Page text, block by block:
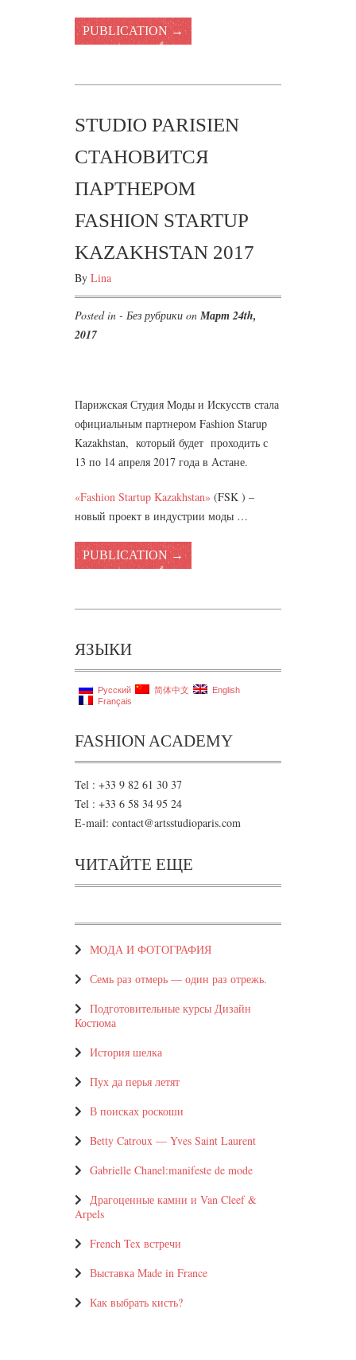
PUBLICATION →
STUDIO PARISIEN
СТАНОВИТСЯ
ПАРТНЕРОМ
FASHION STARTUP
KAZAKHSTAN 2017
By Lina
Posted in - Без рубрики on Март 24th,
2017
Парижская Студия Моды и Искусств стала
официальным партнером Fashion Starup
Kazakhstan, который будет проходить с
13 по 14 апреля 2017 года в Астане.
«Fashion Startup Kazakhstan» (FSK ) –
новый проект в индустрии моды …
PUBLICATION →
ЯЗЫКИ
Русский 简体中文
English
Français
FASHION ACADEMY
Tel : +33 9 82 61 30 37
Tel : +33 6 58 34 95 24
E-mail: contact@artsstudioparis.com
ЧИТАЙТЕ ЕЩЕ
МOДА И ФОТОГРАФИЯ
Семь раз отмерь — один раз отрежь.
Подготовительные курсы Дизайн
Костюма
История шелка
Пух да перья летят
В поисках роскоши
Betty Catroux — Yves Saint Laurent
Gabrielle Chanel:manifeste de mode
Драгоценные камни и Van Cleef &
Arpels
French Tex встречи
Выставка Made in France
Как выбрать кисть?